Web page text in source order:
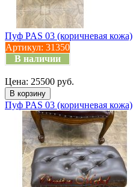
Пуф PAS 03 (коричневая кожа)
Артикул: 31350
В наличии
Цена: 25500 руб.
Пуф PAS 03 (коричневая кожа)